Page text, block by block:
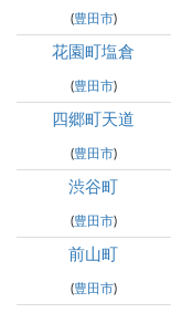
(豊田市)
花園町塩倉
(豊田市)
四郷町天道
(豊田市)
渋谷町
(豊田市)
前山町
(豊田市)